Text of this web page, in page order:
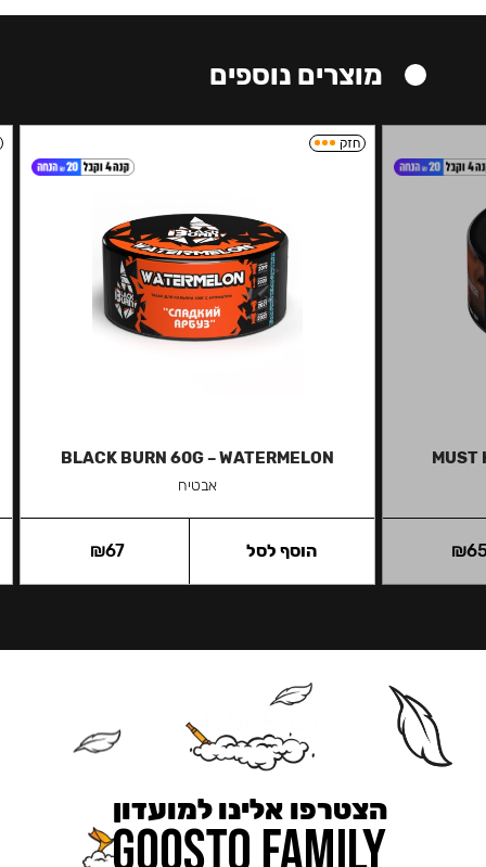
מוצרים נוספים
MUST
₪
חזק
BLACK BURN 60G – WATERMELON
אבטיח
₪67 הוסף לסל
הצטרפו אלינו למועדון